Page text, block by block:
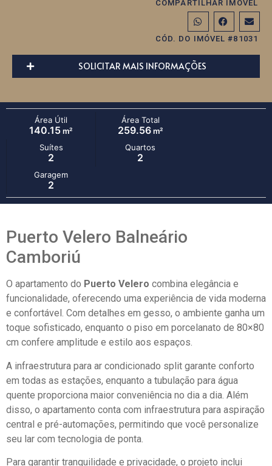
COMPARTILHAR IMÓVEL
CÓD. DO IMÓVEL #81031
SOLICITAR MAIS INFORMAÇÕES
Área Útil
140.15 m²
Área Total
259.56 m²
Suítes
2
Quartos
2
Garagem
2
Puerto Velero Balneário
Camboriú
O apartamento do Puerto Velero combina elegância e
funcionalidade, oferecendo uma experiência de vida moderna
e confortável. Com detalhes em gesso, o ambiente ganha um
toque sofisticado, enquanto o piso em porcelanato de 80×80
cm confere amplitude e estilo aos espaços.
A infraestrutura para ar condicionado split garante conforto
em todas as estações, enquanto a tubulação para água
quente proporciona maior conveniência no dia a dia. Além
disso, o apartamento conta com infraestrutura para aspiração
central e pré-automações, permitindo que você personalize
seu lar com tecnologia de ponta.
Para garantir tranquilidade e privacidade, o projeto inclui